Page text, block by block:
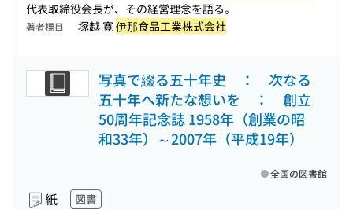
代表取締役会長が、その経営理念を語る。
著者標目 塚越 寛伊那食品工業株式会社
写真で綴る五十年史 ： 次なる
五十年へ新たな想いを ： 創立
50周年記念誌 1958年（創業の昭
和33年）～2007年（平成19年）
紙 図書
全国の図書館